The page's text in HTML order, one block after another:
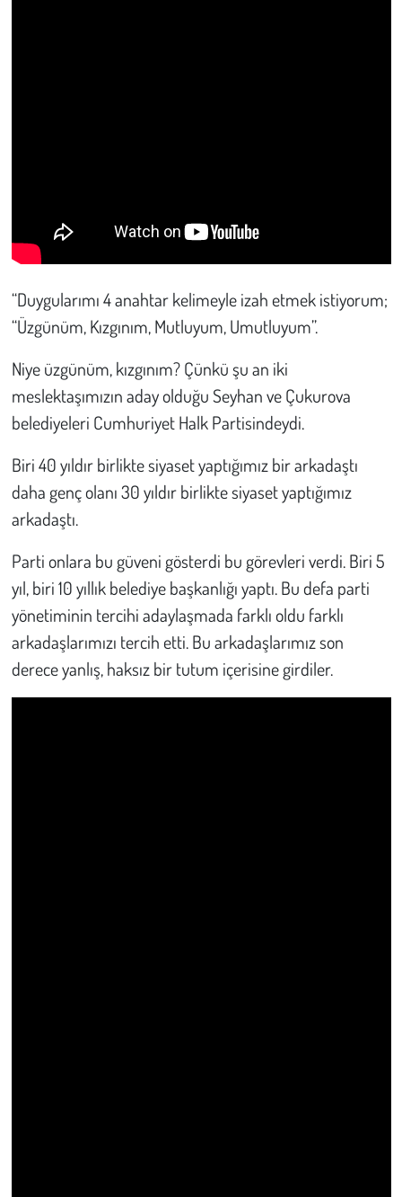
“Duygularımı 4 anahtar kelimeyle izah etmek istiyorum;
“Üzgünüm, Kızgınım, Mutluyum, Umutluyum”.
Niye üzgünüm, kızgınım? Çünkü şu an iki
meslektaşımızın aday olduğu Seyhan ve Çukurova
belediyeleri Cumhuriyet Halk Partisindeydi.
Biri 40 yıldır birlikte siyaset yaptığımız bir arkadaştı
daha genç olanı 30 yıldır birlikte siyaset yaptığımız
arkadaştı.
Parti onlara bu güveni gösterdi bu görevleri verdi. Biri 5
yıl, biri 10 yıllık belediye başkanlığı yaptı. Bu defa parti
yönetiminin tercihi adaylaşmada farklı oldu farklı
arkadaşlarımızı tercih etti. Bu arkadaşlarımız son
derece yanlış, haksız bir tutum içerisine girdiler.